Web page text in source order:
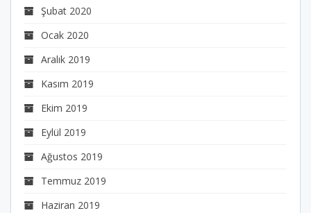
Şubat 2020
Ocak 2020
Aralık 2019
Kasım 2019
Ekim 2019
Eylül 2019
Ağustos 2019
Temmuz 2019
Haziran 2019